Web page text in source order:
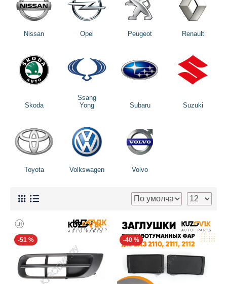
Nissan Opel Peugeot Renault
Skoda
Ssang
Yong
Subaru Suzuki
Toyota Volkswagen Volvo
-51 % -40 %